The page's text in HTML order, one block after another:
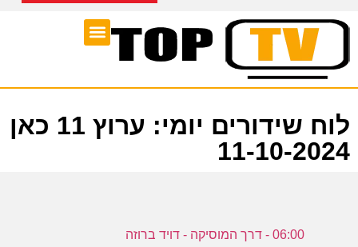
לוח שידורים יומי: ערוץ 11 כאן
11-10-2024
06:00 - דרך המוסיקה - דויד ברוזה